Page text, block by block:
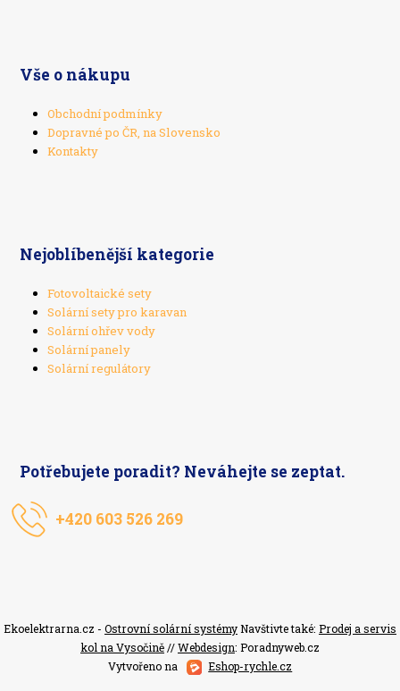
Vše o nákupu
Obchodní podmínky
Dopravné po ČR, na Slovensko
Kontakty
Nejoblíbenější kategorie
Fotovoltaické sety
Solární sety pro karavan
Solární ohřev vody
Solární panely
Solární regulátory
Potřebujete poradit? Neváhejte se zeptat.
+420 603 526 269
Ekoelektrarna.cz - Ostrovní solární systémyNavštivte také: Prodej a servis
kol na Vysočině//Webdesign: Poradnyweb.cz
Vytvořeno na
Eshop-rychle.cz